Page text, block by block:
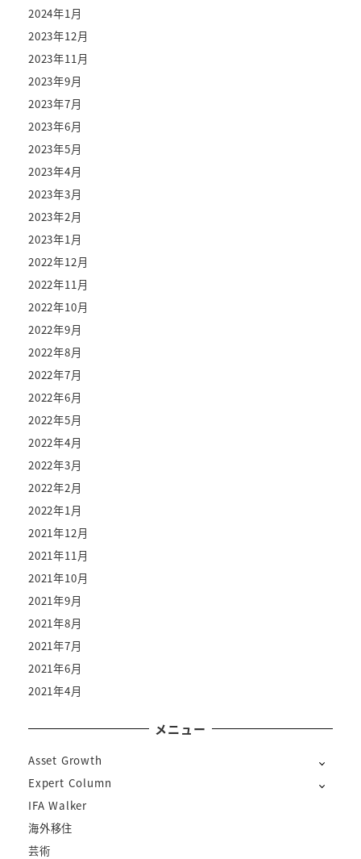
2024年1月
2023年12月
2023年11月
2023年9月
2023年7月
2023年6月
2023年5月
2023年4月
2023年3月
2023年2月
2023年1月
2022年12月
2022年11月
2022年10月
2022年9月
2022年8月
2022年7月
2022年6月
2022年5月
2022年4月
2022年3月
2022年2月
2022年1月
2021年12月
2021年11月
2021年10月
2021年9月
2021年8月
2021年7月
2021年6月
2021年4月
メニュー
Asset Growth
Expert Column
IFA Walker
海外移住
芸術